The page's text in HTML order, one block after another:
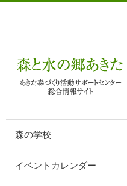
森の学校
イベントカレンダー